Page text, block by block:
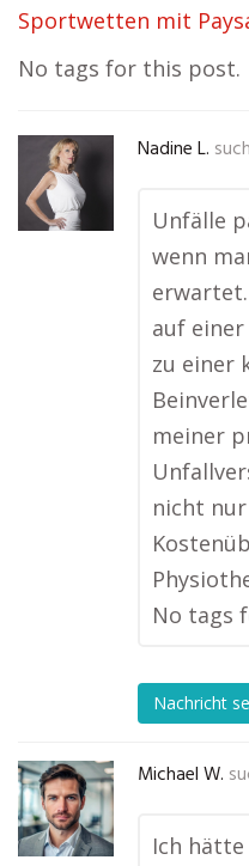
Sportwetten mit
No tags for this post.
Nadine L.
Unfälle
wenn
auf
zu einer
meiner
nicht
No tags
Nachricht
Michael W.
Ich